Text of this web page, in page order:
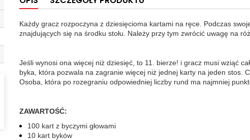
Toggle
Toggle
Każdy gracz rozpoczyna z dziesięcioma kartami na ręce. Podczas
znajdujących się na środku stołu. Należy przy tym zwrócić uwagę na
Jeśli wynosi ona więcej niż dziesięć, to 11. bierze! i gracz musi wziąć
byka, która pozwala na zagranie więcej niż jednej karty na jeden stos.
Osoba, która po rozegraniu odpowiedniej liczby rund ma najmniej
ZAWARTOŚĆ:
100 kart z byczymi głowami
10 kart byków